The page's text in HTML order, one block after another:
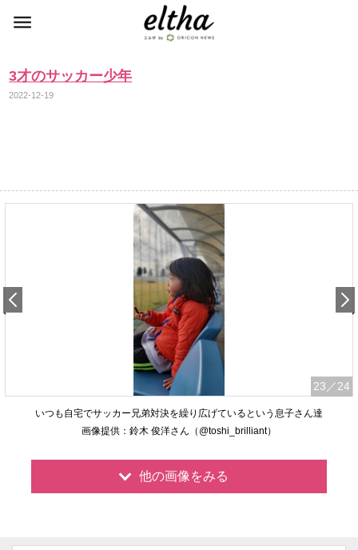
3才のサッカー少年
2022-12-19
23 ／24
いつも自宅でサッカー兄弟対決を繰り広げているという息子さん達
画像提供：鈴木 俊洋さん（@toshi_brilliant）
他の画像をみる